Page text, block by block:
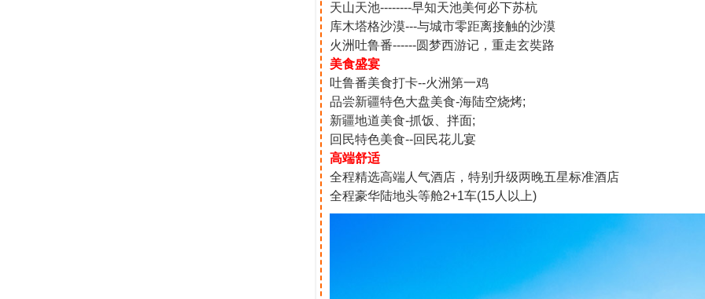
天山天池--------早知天池美何必下苏杭
库木塔格沙漠---与城市零距离接触的沙漠
火洲吐鲁番------圆梦西游记，重走玄奘路
美食盛宴
吐鲁番美食打卡--火洲第一鸡
品尝新疆特色大盘美食-海陆空烧烤;
新疆地道美食-抓饭、拌面;
回民特色美食--回民花儿宴
高端舒适
全程精选高端人气酒店，特别升级两晚五星标准酒店
全程豪华陆地头等舱2+1车(15人以上)